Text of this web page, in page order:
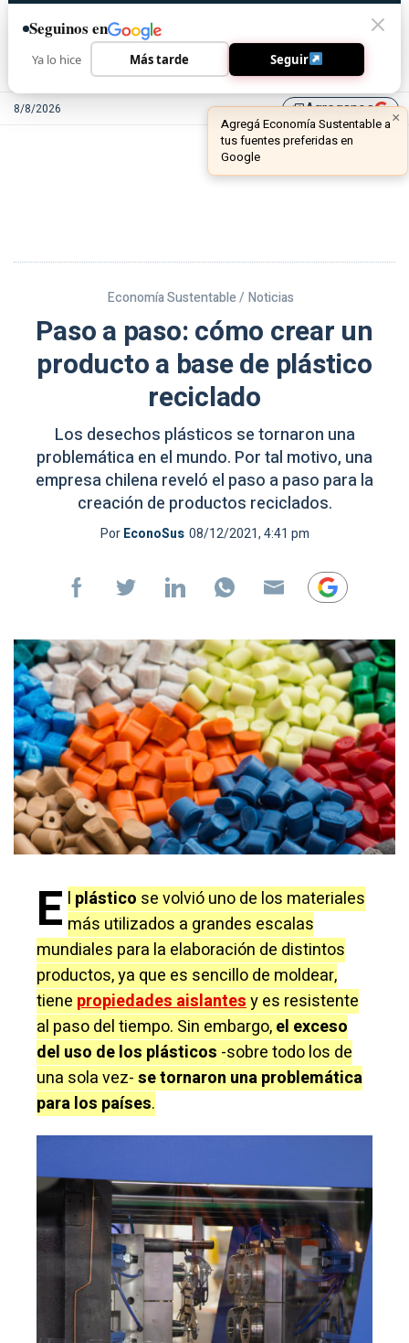
8/8/2026 library_addAgreganos
Economía Sustentable / Noticias
Paso a paso: cómo crear un
producto a base de plástico
reciclado
Los desechos plásticos se tornaron una
problemática en el mundo. Por tal motivo, una
empresa chilena reveló el paso a paso para la
creación de productos reciclados.
PorEconoSus 08/12/2021, 4:41 pm
E l plástico se volvió uno de los materiales
más utilizados a grandes escalas
mundiales para la elaboración de distintos
productos, ya que es sencillo de moldear,
tiene propiedades aislantesy es resistente
al paso del tiempo. Sin embargo,el exceso
del uso de los plásticos -sobre todo los de
una sola vez-se tornaron una problemática
para los países.
Seguinos en
Ya lo hice Más tarde Seguir